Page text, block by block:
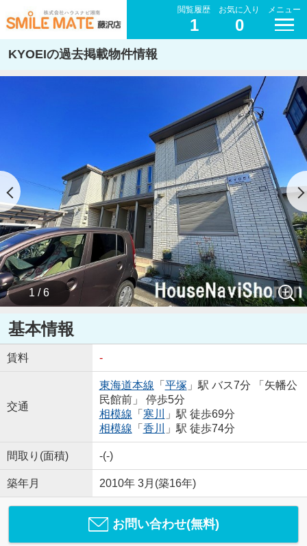
閲覧履歴
1
お気に入り
0
メニュー
KYOEIの過去掲載物件情報
1 / 6
基本情報
賃料 -
交通
東海道本線 「 平塚 」駅 バス7分 「矢幡公
民館前」 停歩5分
相模線 「 寒川
」駅 徒歩69分
相模線 「 香川 」駅 徒歩74分
間取り(面積) -(-)
築年月 2010年 3月(築16年)
お問い合わせ(無料)